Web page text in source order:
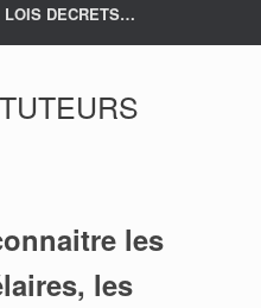
LOIS DECRETS…
les
les